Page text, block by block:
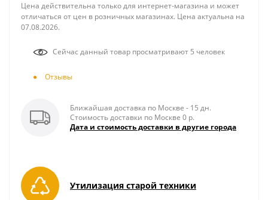
Цена действительна только для интернет-магазина и может
отличаться от цен в розничных магазинах. Цена актуальна на
07.08.2026.
Сейчас данный товар просматривают 5 человек
Отзывы
Ближайшая доставка по Москве - 15 дн.
Стоимость доставки по Москве 0 р.
Дата и стоимость доставки в другие города
Утилизация старой техники